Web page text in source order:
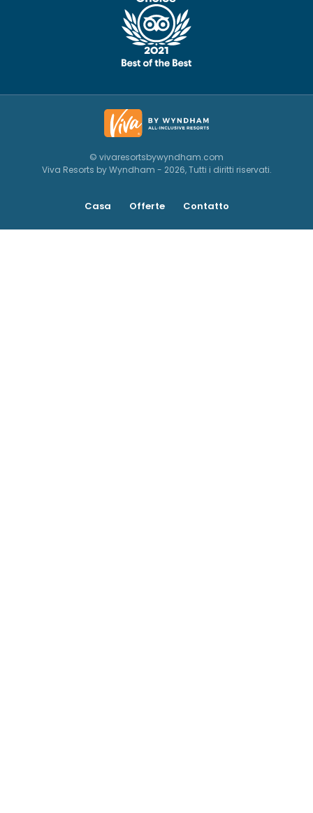
© vivaresortsbywyndham.com
Viva Resorts by Wyndham - 2026, Tutti i diritti riservati.
Casa Offerte Contatto